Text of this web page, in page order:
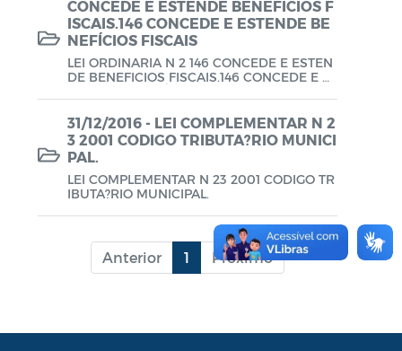
Movimentações Orçamentárias
Plano de Contratações Anual (PCA)
Plano Plurianual (PPA)
Planos em Função da COVID-19
Prestação de Contas de Governo
QDD - Quadro de Detalhamento das
Despesas
Recursos Concedidos (AFADA,
PESTALOZZI e SÃO BENEDITO)
de 2021
CONCEDE E ESTENDE BENEFICIOS F
ISCAIS.146 CONCEDE E ESTENDE BE
NEFÍCIOS FISCAIS
LEI ORDINARIA N 2 146 CONCEDE E ESTEN
DE BENEFICIOS FISCAIS.146 CONCEDE E E
31/12/2016 - LEI COMPLEMENTAR N 2
3 2001 CODIGO TRIBUTA?RIO MUNICI
PAL.
LEI COMPLEMENTAR N 23 2001 CODIGO TR
IBUTA?RIO MUNICIPAL.
Anterior 1 Próximo